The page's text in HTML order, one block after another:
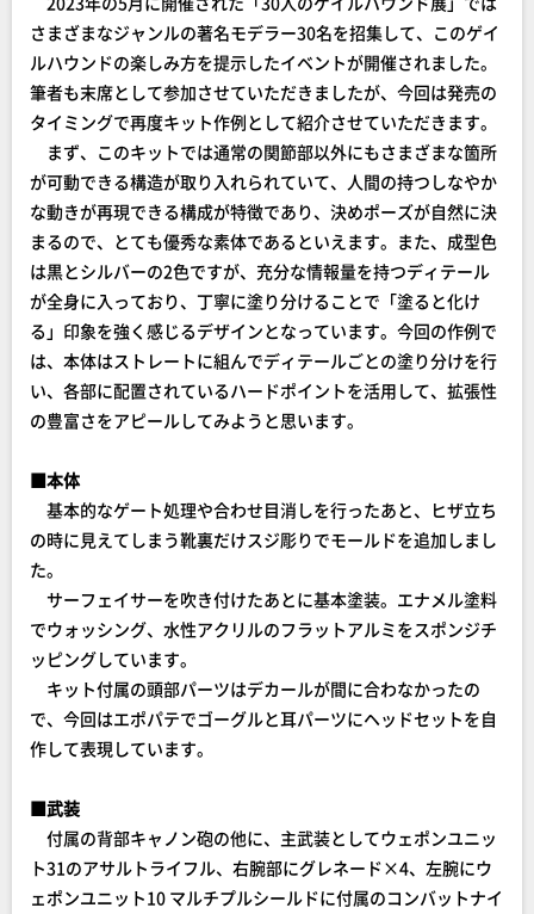
さまざまなジャンルの著名モデラー30名を招集して、このゲイ
ルハウンドの楽しみ方を提示したイベントが開催されました。
筆者も末席として参加させていただきましたが、今回は発売の
タイミングで再度キット作例として紹介させていただきます。
まず、このキットでは通常の関節部以外にもさまざまな箇所
が可動できる構造が取り入れられていて、人間の持つしなやか
な動きが再現できる構成が特徴であり、決めポーズが自然に決
まるので、とても優秀な素体であるといえます。また、成型色
は黒とシルバーの2色ですが、充分な情報量を持つディテール
が全身に入っており、丁寧に塗り分けることで「塗ると化け
る」印象を強く感じるデザインとなっています。今回の作例で
は、本体はストレートに組んでディテールごとの塗り分けを行
い、各部に配置されているハードポイントを活用して、拡張性
の豊富さをアピールしてみようと思います。
■本体
基本的なゲート処理や合わせ目消しを行ったあと、ヒザ立ち
の時に見えてしまう靴裏だけスジ彫りでモールドを追加しまし
た。
サーフェイサーを吹き付けたあとに基本塗装。エナメル塗料
でウォッシング、水性アクリルのフラットアルミをスポンジチ
ッピングしています。
キット付属の頭部パーツはデカールが間に合わなかったの
で、今回はエポパテでゴーグルと耳パーツにヘッドセットを自
作して表現しています。
■武装
付属の背部キャノン砲の他に、主武装としてウェポンユニッ
ト31のアサルトライフル、右腕部にグレネード×4、左腕にウ
ェポンユニット10 マルチプルシールドに付属のコンバットナイ